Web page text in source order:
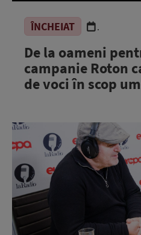
ÎNCHEIAT .
De la oameni
campanie Roton
de voci în scop